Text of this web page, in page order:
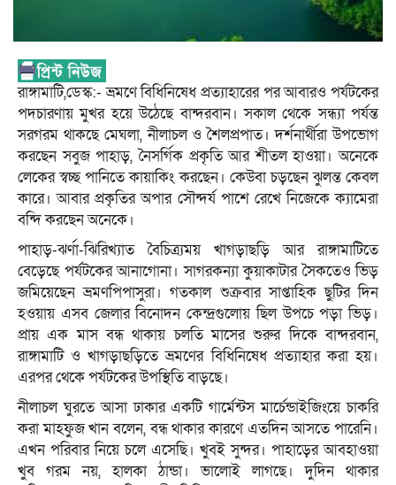
রাঙ্গামাটি,ডেস্ক:- ভ্রমণে বিধিনিষেধ প্রত্যাহারের পর আবারও পর্যটকের
পদচারণায় মুখর হয়ে উঠেছে বান্দরবান। সকাল থেকে সন্ধ্যা পর্যন্ত
সরগরম থাকছে মেঘলা, নীলাচল ও শৈলপ্রপাত। দর্শনার্থীরা উপভোগ
করছেন সবুজ পাহাড়, নৈসর্গিক প্রকৃতি আর শীতল হাওয়া। অনেকে
লেকের স্বচ্ছ পানিতে কায়াকিং করছেন। কেউবা চড়ছেন ঝুলন্ত কেবল
কারে। আবার প্রকৃতির অপার সৌন্দর্য পাশে রেখে নিজেকে ক্যামেরা
বন্দি করছেন অনেকে।
পাহাড়-ঝর্ণা-ঝিরিখ্যাত বৈচিত্র্যময় খাগড়াছড়ি আর রাঙ্গামাটিতে
বেড়েছে পর্যটকের আনাগোনা। সাগরকন্যা কুয়াকাটার সৈকতেও ভিড়
জমিয়েছেন ভ্রমণপিপাসুরা। গতকাল শুক্রবার সাপ্তাহিক ছুটির দিন
হওয়ায় এসব জেলার বিনোদন কেন্দ্রগুলোয় ছিল উপচে পড়া ভিড়।
প্রায় এক মাস বন্ধ থাকায় চলতি মাসের শুরুর দিকে বান্দরবান,
রাঙ্গামাটি ও খাগড়াছড়িতে ভ্রমণের বিধিনিষেধ প্রত্যাহার করা হয়।
এরপর থেকে পর্যটকের উপস্থিতি বাড়ছে।
নীলাচল ঘুরতে আসা ঢাকার একটি গার্মেন্টস মার্চেন্ডাইজিংয়ে চাকরি
করা মাহফুজ খান বলেন, বন্ধ থাকার কারণে এতদিন আসতে পারেনি।
এখন পরিবার নিয়ে চলে এসেছি। খুবই সুন্দর। পাহাড়ের আবহাওয়া
খুব গরম নয়, হালকা ঠান্ডা। ভালোই লাগছে। দুদিন থাকার